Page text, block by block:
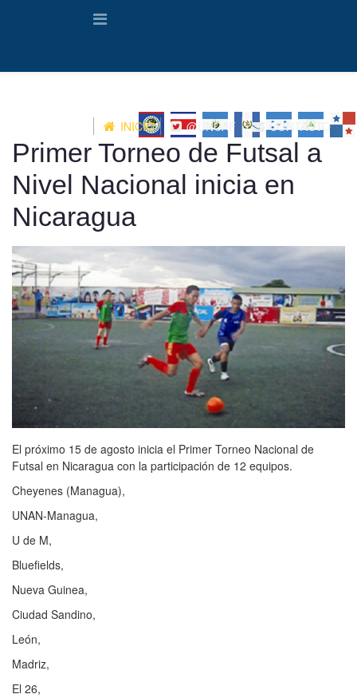
INICIO @UNCAF CONTACTO
Primer Torneo de Futsal a
Nivel Nacional inicia en
Nicaragua
El próximo 15 de agosto inicia el Primer Torneo Nacional de
Futsal en Nicaragua con la participación de 12 equipos.
Cheyenes (Managua),
UNAN-Managua,
U de M,
Bluefields,
Nueva Guinea,
Ciudad Sandino,
León,
Madriz,
El 26,